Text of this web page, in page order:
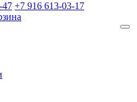
47 +7 916 613-03-17